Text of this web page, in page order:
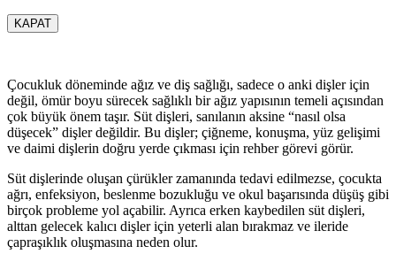
KAPAT
Çocukluk döneminde ağız ve diş sağlığı, sadece o anki dişler için
değil, ömür boyu sürecek sağlıklı bir ağız yapısının temeli açısından
çok büyük önem taşır. Süt dişleri, sanılanın aksine “nasıl olsa
düşecek” dişler değildir. Bu dişler; çiğneme, konuşma, yüz gelişimi
ve daimi dişlerin doğru yerde çıkması için rehber görevi görür.
Süt dişlerinde oluşan çürükler zamanında tedavi edilmezse, çocukta
ağrı, enfeksiyon, beslenme bozukluğu ve okul başarısında düşüş gibi
birçok probleme yol açabilir. Ayrıca erken kaybedilen süt dişleri,
alttan gelecek kalıcı dişler için yeterli alan bırakmaz ve ileride
çapraşıklık oluşmasına neden olur.